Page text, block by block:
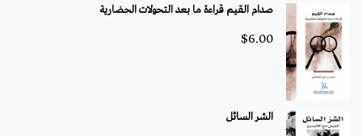
صدام القيم قراءة ما بعد التحولات الحضارية
$6.00
الشر السائل